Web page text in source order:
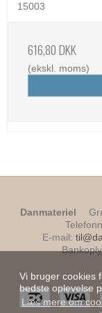
Vi bruger cookies
bedste oplevelse
Læs mere om
15003
616,80 DKK
(ekskl. moms)
Danmateriel
E-mail: